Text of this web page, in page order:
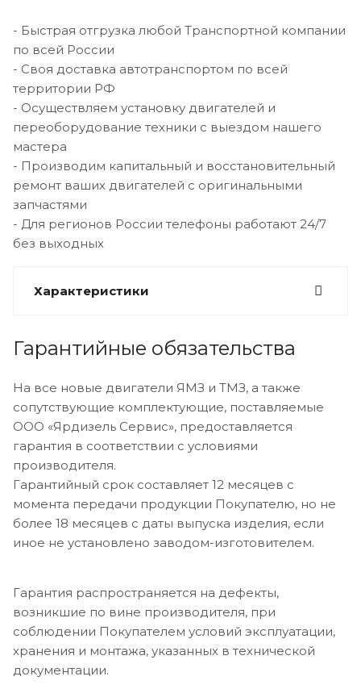
- Быстрая отгрузка любой Транспортной компании
по всей России
- Своя доставка автотранспортом по всей
территории РФ
- Осуществляем установку двигателей и
переоборудование техники с выездом нашего
мастера
- Производим капитальный и восстановительный
ремонт ваших двигателей с оригинальными
запчастями
- Для регионов России телефоны работают 24/7
без выходных
Характеристики
Гарантийные обязательства
На все новые двигатели ЯМЗ и ТМЗ, а также
сопутствующие комплектующие, поставляемые
ООО «Ярдизель Сервис», предоставляется
гарантия в соответствии с условиями
производителя.
Гарантийный срок составляет 12 месяцев с
момента передачи продукции Покупателю, но не
более 18 месяцев с даты выпуска изделия, если
иное не установлено заводом-изготовителем.
Гарантия распространяется на дефекты,
возникшие по вине производителя, при
соблюдении Покупателем условий эксплуатации,
хранения и монтажа, указанных в технической
документации.